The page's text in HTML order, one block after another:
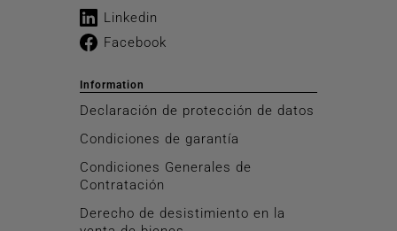
Linkedin
Facebook
Information
Declaración de protección de datos
Condiciones de garantía
Condiciones Generales de
Contratación
Derecho de desistimiento en la